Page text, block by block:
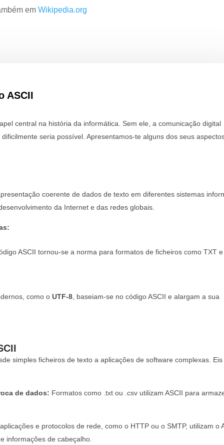
emWikipedia.org
ASCII
central na história da informática. Sem ele, a comunicação digital
seria possível. Apresentamos-te alguns dos seus
coerente de dados de texto em diferentes sistemas
da Internet e das redes globais.
ASCII tornou-se a norma para formatos de ficheiros como TXT
como o UTF-8, baseiam-se no código ASCII e alargam a sua
simples ficheiros de texto a aplicações de software complexas.
de dados: Formatos como .txt ou .csv utilizam ASCII para
e protocolos de rede, como o HTTP ou o SMTP, utilizam o
informações de cabeçalho.